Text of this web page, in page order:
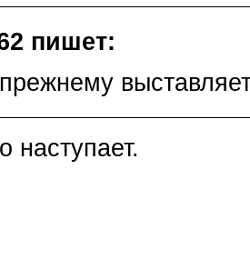
пишет:
наступает.